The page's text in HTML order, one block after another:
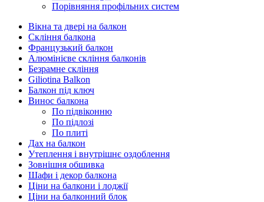
Порівняння профільних систем
Вікна та двері на балкон
Скління балкона
Французький балкон
Алюмінієве скління балконів
Безрамне скління
Giliotina Balkon
Балкон під ключ
Винос балкона
По підвіконню
По підлозі
По плиті
Дах на балкон
Утеплення і внутрішнє оздоблення
Зовнішня обшивка
Шафи і декор балкона
Ціни на балкони і лоджії
Ціни на балконний блок